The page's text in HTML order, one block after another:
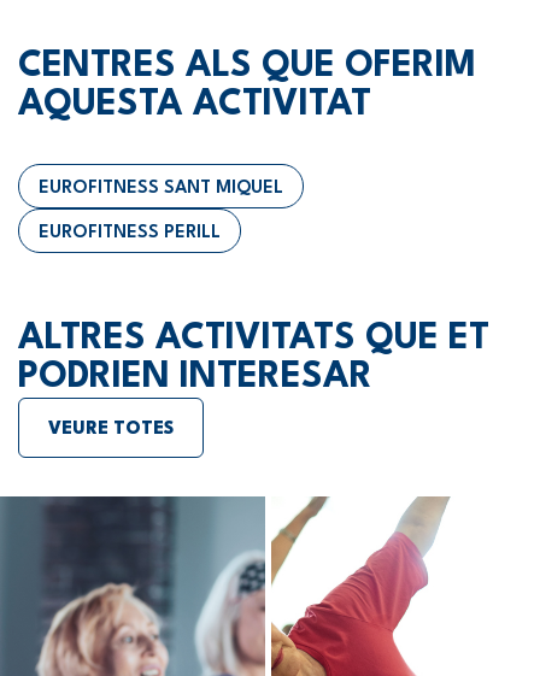
CENTRES ALS QUE OFERIM
AQUESTA ACTIVITAT
EUROFITNESS SANT MIQUEL
EUROFITNESS PERILL
ALTRES ACTIVITATS QUE ET
PODRIEN INTERESAR
VEURE TOTES